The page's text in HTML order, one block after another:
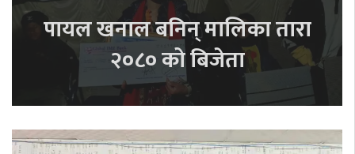
पायल खनाल बनिन् मालिका तारा
२०८० को बिजेता